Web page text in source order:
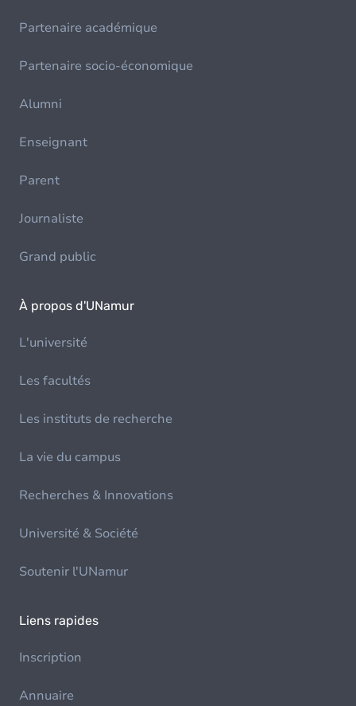
Partenaire académique
Partenaire socio-économique
Alumni
Enseignant
Parent
Journaliste
Grand public
À propos d'UNamur
L'université
Les facultés
Les instituts de recherche
La vie du campus
Recherches & Innovations
Université & Société
Soutenir l'UNamur
Liens rapides
Inscription
Annuaire